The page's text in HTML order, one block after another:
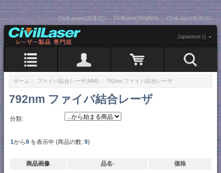
CivilLasers(日本語) CivilLaser(English) CivilLaser(한국어)
Japanese ()
ホーム :: ファイバ結合レーザ(MM) :: 792nm ファイバ結合レーザ
792nm ファイバ結合レーザ
分類:
1から9 を表示中 (商品の数: 9)
商品画像 品名- 価格